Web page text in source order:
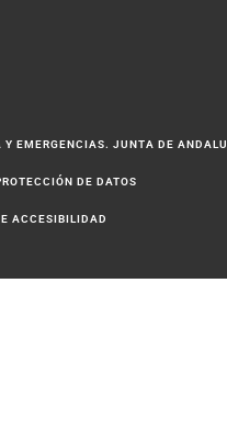
Y EMERGENCIAS. JUNTA DE
DE DATOS
ACCESIBILIDAD